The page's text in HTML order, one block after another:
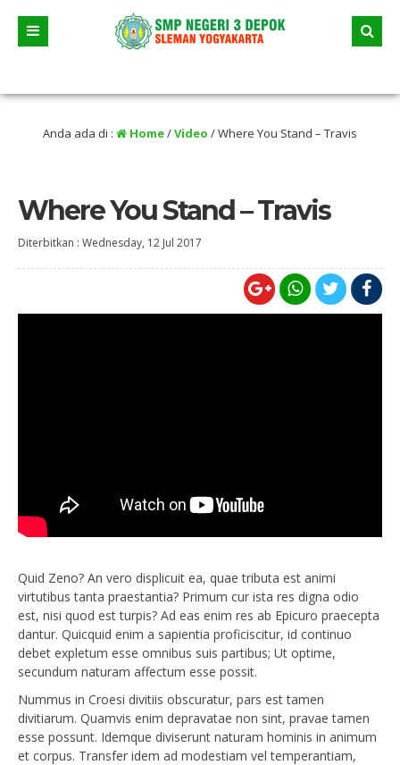
selama liburan
Anda ada di : Home/Video /Where You Stand – Travis
Where You Stand – Travis
Diterbitkan : Wednesday, 12 Jul 2017
Quid Zeno? An vero displicuit ea, quae tributa est animi
virtutibus tanta praestantia? Primum cur ista res digna odio
est, nisi quod est turpis? Ad eas enim res ab Epicuro praecepta
dantur. Quicquid enim a sapientia proficiscitur, id continuo
debet expletum esse omnibus suis partibus; Ut optime,
secundum naturam affectum esse possit.
Nummus in Croesi divitiis obscuratur, pars est tamen
divitiarum. Quamvis enim depravatae non sint, pravae tamen
esse possunt. Idemque diviserunt naturam hominis in animum
et corpus. Transfer idem ad modestiam vel temperantiam,